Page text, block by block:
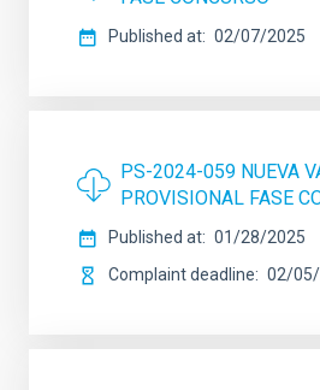
Published at 02/07/2025
PS-2024-059 NUEVA
PROVISIONAL FASE
Published at
01/28/2025
Complaint deadline
02/